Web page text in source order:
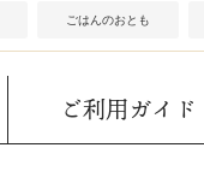
ごはんのおとも
ご利用ガイド